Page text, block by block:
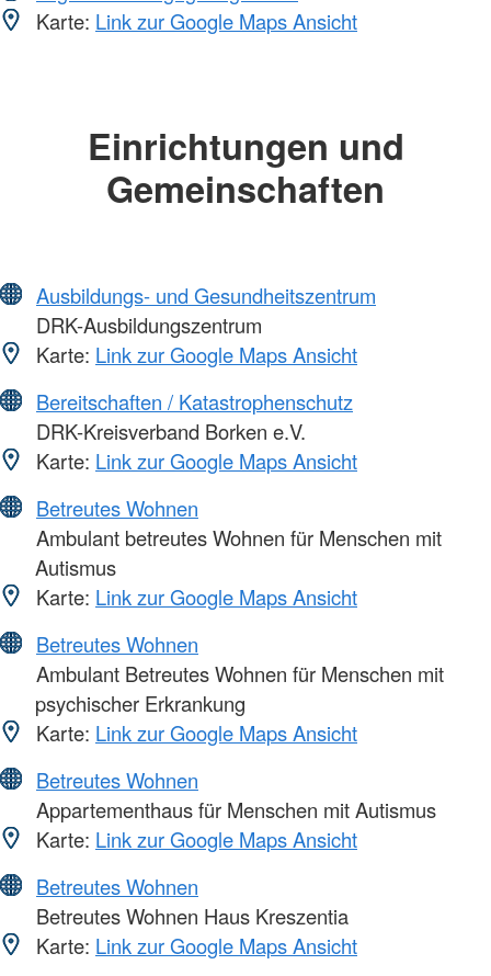
Karte: Link zur Google Maps Ansicht
Einrichtungen und
Gemeinschaften
Ausbildungs- und Gesundheitszentrum
DRK-Ausbildungszentrum
Karte: Link zur Google Maps Ansicht
Bereitschaften / Katastrophenschutz
DRK-Kreisverband Borken e.V.
Karte: Link zur Google Maps Ansicht
Betreutes Wohnen
Ambulant betreutes Wohnen für Menschen mit
Autismus
Karte: Link zur Google Maps Ansicht
Betreutes Wohnen
Ambulant Betreutes Wohnen für Menschen mit
psychischer Erkrankung
Karte: Link zur Google Maps Ansicht
Betreutes Wohnen
Appartementhaus für Menschen mit Autismus
Karte: Link zur Google Maps Ansicht
Betreutes Wohnen
Betreutes Wohnen Haus Kreszentia
Karte: Link zur Google Maps Ansicht